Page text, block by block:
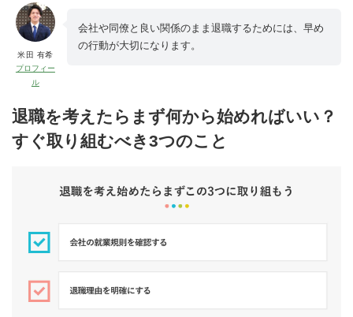
米田 有希
プロフィー
ル
会社や同僚と良い関係のまま退職するためには、早め
の行動が大切になります。
退職を考えたらまず何から始めればいい？
すぐ取り組むべき3つのこと